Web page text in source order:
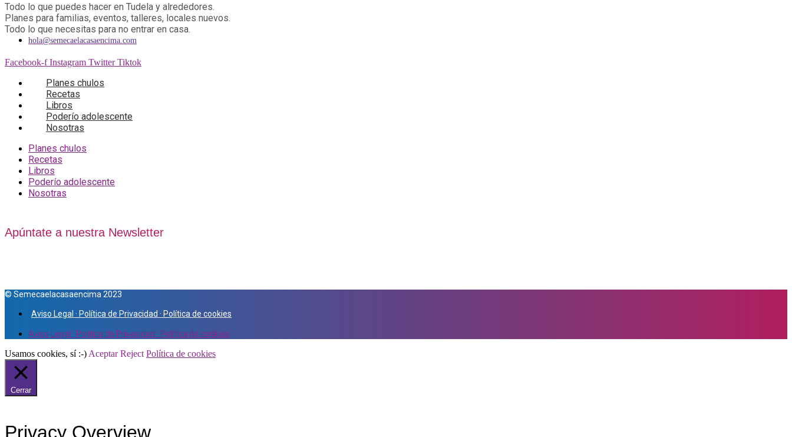
Todo lo que puedes hacer en Tudela y alrededores.
Planes para familias, eventos, talleres, locales nuevos.
Todo lo que necesitas para no entrar en casa.
hola@semecaelacasaencima.com
Facebook-f Instagram Twitter Tiktok
Planes chulos
Recetas
Libros
Poderío adolescente
Nosotras
Planes chulos
Recetas
Libros
Poderío adolescente
Nosotras
Apúntate a nuestra Newsletter
© Semecaelacasaencima 2023
Aviso Legal · Política de Privacidad · Política de cookies
Aviso Legal · Política de Privacidad · Política de cookies
Usamos cookies, sí :-) Aceptar Reject Política de cookies
Cerrar
Privacy Overview